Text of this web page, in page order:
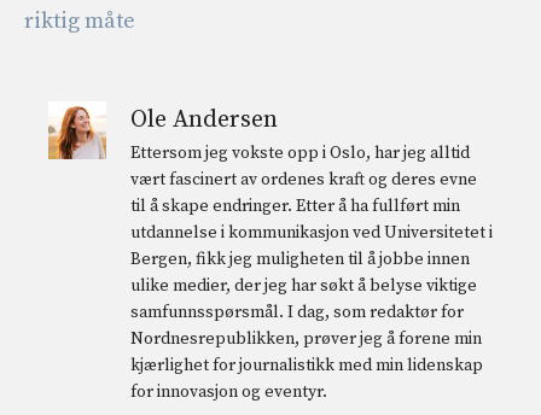
riktig måte
Ole Andersen
Ettersom jeg vokste opp i Oslo, har jeg alltid
vært fascinert av ordenes kraft og deres evne
til å skape endringer. Etter å ha fullført min
utdannelse i kommunikasjon ved Universitetet i
Bergen, fikk jeg muligheten til å jobbe innen
ulike medier, der jeg har søkt å belyse viktige
samfunnsspørsmål. I dag, som redaktør for
Nordnesrepublikken, prøver jeg å forene min
kjærlighet for journalistikk med min lidenskap
for innovasjon og eventyr.